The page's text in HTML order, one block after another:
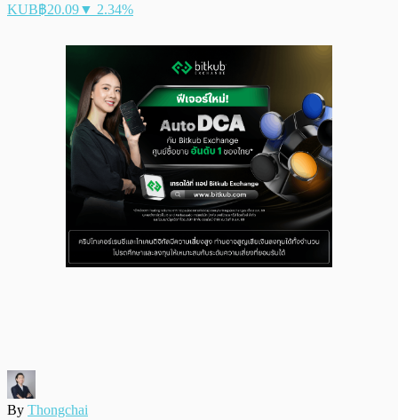
KUB฿20.09▼ 2.34%
By Thongchai